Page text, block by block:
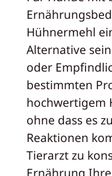
Hühnermehl
Alternative
oder
bestimmten
hochwertigem
ohne dass es
Reaktionen
Tierarzt zu